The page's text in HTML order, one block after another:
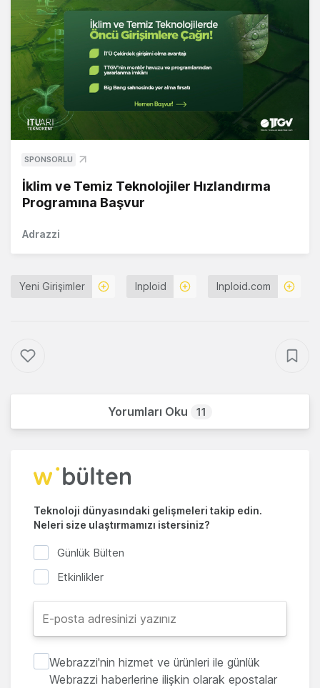
SPONSORLU
İklim ve Temiz Teknolojiler Hızlandırma
Programına Başvur
Adrazzi
Yeni Girişimler Inploid Inploid.com
Yorumları Oku 11
Teknoloji dünyasındaki gelişmeleri takip edin.
Neleri size ulaştırmamızı istersiniz?
Günlük Bülten
Etkinlikler
Webrazzi'nin hizmet ve ürünleri ile günlük
Webrazzi haberlerine ilişkin olarak epostalar